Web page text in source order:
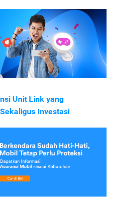
Unit Link yang
Investasi